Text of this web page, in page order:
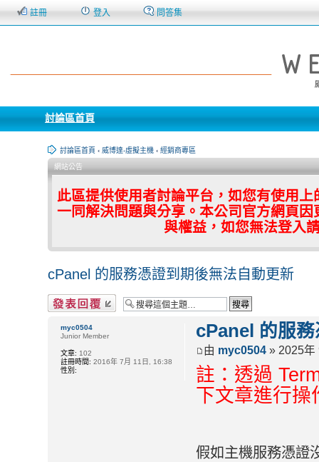
註冊 登入 問答集
討論區首頁
討論區首頁 ‹ 威博達-虛擬主機 ‹ 經銷商專區
網站公告
此區提供使用者討論平台，如您有使用
一同解決問題與分享。本公司官方網頁
與權益，如您無法登入
cPanel 的服務憑證到期後無法自動更新
發表回覆
cPanel 的服
由 myc0504 » 2025年
註：透過
下文章進行操
假如主機服務憑證
myc0504
Junior Member
文章: 102
註冊時間: 2016年 7月 11日, 16:38
性別: